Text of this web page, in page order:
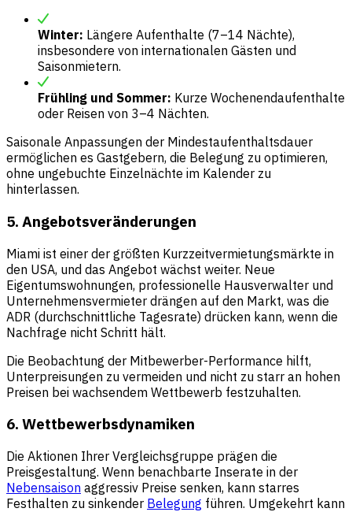
Winter: Längere Aufenthalte (7–14 Nächte),
insbesondere von internationalen Gästen und
Saisonmietern.
Frühling und Sommer: Kurze Wochenendaufenthalte
oder Reisen von 3–4 Nächten.
Saisonale Anpassungen der Mindestaufenthaltsdauer
ermöglichen es Gastgebern, die Belegung zu optimieren,
ohne ungebuchte Einzelnächte im Kalender zu
hinterlassen.
5. Angebotsveränderungen
Miami ist einer der größten Kurzzeitvermietungsmärkte in
den USA, und das Angebot wächst weiter. Neue
Eigentumswohnungen, professionelle Hausverwalter und
Unternehmensvermieter drängen auf den Markt, was die
ADR (durchschnittliche Tagesrate) drücken kann, wenn die
Nachfrage nicht Schritt hält.
Die Beobachtung der Mitbewerber-Performance hilft,
Unterpreisungen zu vermeiden und nicht zu starr an hohen
Preisen bei wachsendem Wettbewerb festzuhalten.
6. Wettbewerbsdynamiken
Die Aktionen Ihrer Vergleichsgruppe prägen die
Preisgestaltung. Wenn benachbarte Inserate in der
Nebensaison aggressiv Preise senken, kann starres
Festhalten zu sinkender Belegung führen. Umgekehrt kann